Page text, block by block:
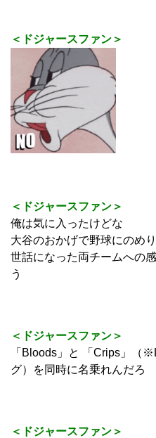
＜ドジャースファン＞
＜ドジャースファン＞
俺は気に入ったけどな
大谷のおかげで野球にのめ
世話になった両チームへの
う
＜ドジャースファン＞
「Bloods」と 「Crips」（
グ）を同時に名乗れんだろ
＜ドジャースファン＞